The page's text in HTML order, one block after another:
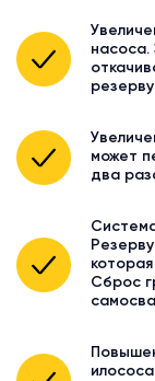
насоса.
может
два
Сброс